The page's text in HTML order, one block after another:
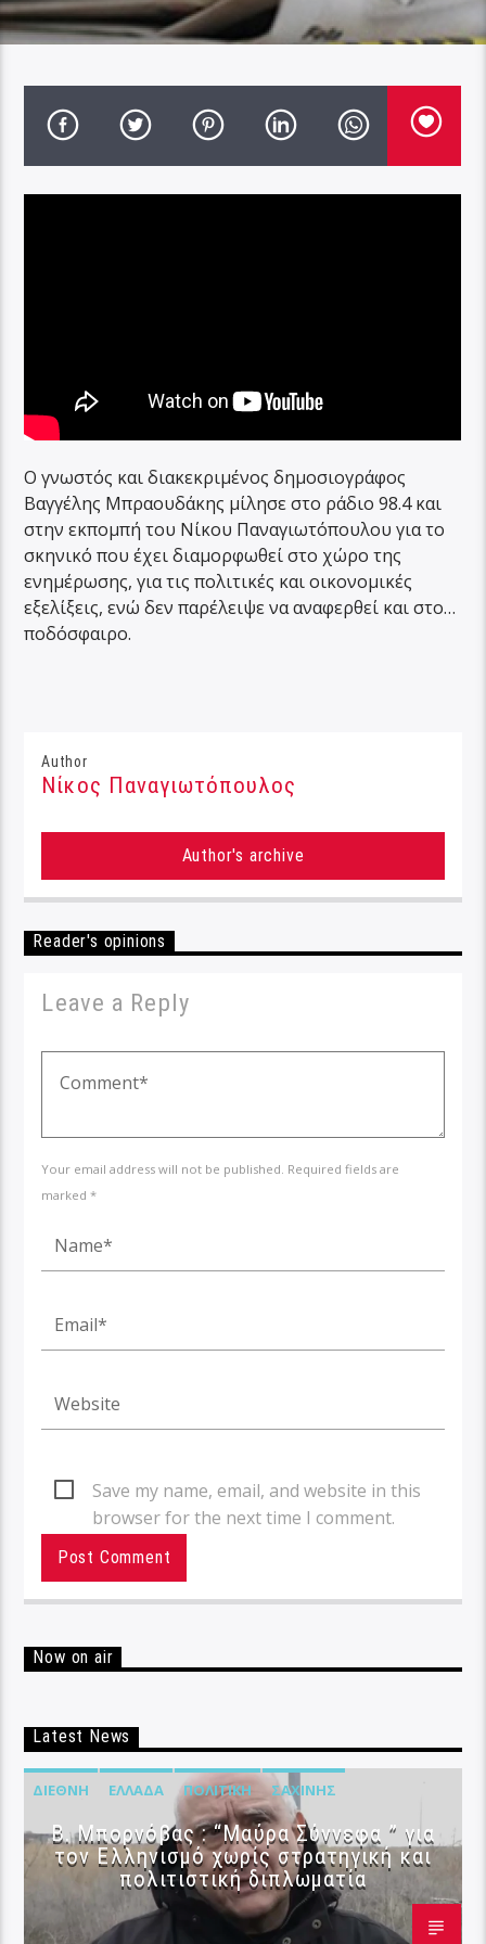
Ο γνωστός και διακεκριμένος δημοσιογράφος
Βαγγέλης Μπραουδάκης μίλησε στο ράδιο 98.4 και
στην εκπομπή του Νίκου Παναγιωτόπουλου για το
σκηνικό που έχει διαμορφωθεί στο χώρο της
ενημέρωσης, για τις πολιτικές και οικονομικές
εξελίξεις, ενώ δεν παρέλειψε να αναφερθεί και στο…
ποδόσφαιρο.
Author
Νίκος Παναγιωτόπουλος
Author's archive
Reader's opinions
Leave a Reply
Your email address will not be published. Required fields are
marked *
Save my name, email, and website in this
browser for the next time I comment.
Now on air
Latest News
ΔΙΕΘΝΉ ΕΛΛΆΔΑ ΠΟΛΙΤΙΚΉ ΣΑΧΊΝΗΣ
B. Μπορνόβας : “Μαύρα Σύννεφα ” για
τον Ελληνισμό χωρίς στρατηγική και
πολιτιστική διπλωματία